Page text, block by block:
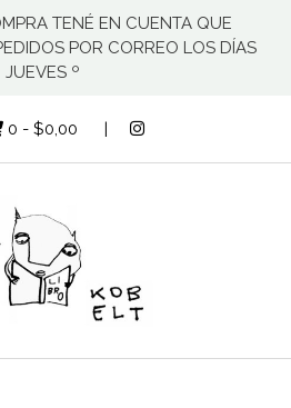
TENÉ EN CUENTA QUE
POR CORREO LOS DÍAS
JUEVES º
0 - $0,00